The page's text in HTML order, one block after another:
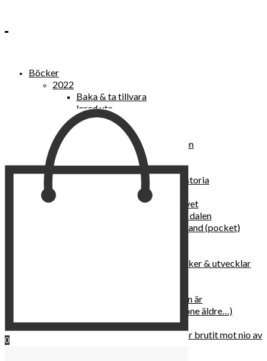
Böcker
2022
Baka & ta tillvara
Inred ute
Power Women
2021
Kvinnan som lekte med elden
“Vi vill nytt, vi begär plats”
Sånger vid avgrunden
Vattenvarelser : en kulturhistoria
Sannas fastebok
Happy skin : ung hud hela livet
Det lilla pensionatet i gröna dalen
I trygghetsnarkomanernas land (pocket)
Self Love – hur du läker, stärker & utvecklar
Hur du blir parisisk var du än är
Äldre och klokare (åtminstone äldre…)
Häxans kokbok
Gud gav oss tio bud – jag har brutit mot nio av
0